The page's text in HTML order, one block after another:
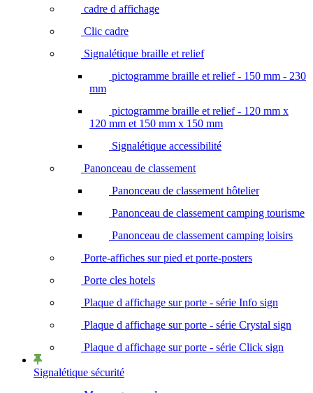
cadre d affichage
Clic cadre
Signalétique braille et relief
pictogramme braille et relief - 150 mm - 230
mm
pictogramme braille et relief - 120 mm x
120 mm et 150 mm x 150 mm
Signalétique accessibilité
Panonceau de classement
Panonceau de classement hôtelier
Panonceau de classement camping tourisme
Panonceau de classement camping loisirs
Porte-affiches sur pied et porte-posters
Porte cles hotels
Plaque d affichage sur porte - série Info sign
Plaque d affichage sur porte - série Crystal sign
Plaque d affichage sur porte - série Click sign
Signalétique sécurité